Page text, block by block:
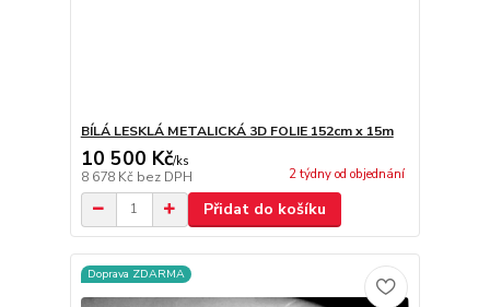
BÍLÁ LESKLÁ METALICKÁ 3D FOLIE 152cm x 15m
10 500 Kč/ks
8 678 Kč bez DPH 2 týdny od objednání
Přidat do košíku
Doprava ZDARMA